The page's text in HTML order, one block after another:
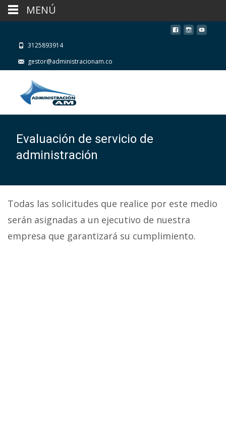
3125893914
gestor@administracionam.co
Evaluación de servicio de
administración
Todas las solicitudes que realice por este medio
serán asignadas a un ejecutivo de nuestra
empresa que garantizará su cumplimiento.
MENÚ